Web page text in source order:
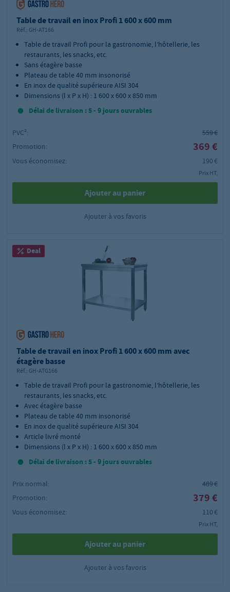
Table de travail en inox Profi 1 600 x 600 mm
Réf.: GH-AT166
Table de travail Profi pour la gastronomie, l’hôtellerie, les
restaurants, les snacks, etc.
Sans étagère basse
Plateau de table 40 mm insonorisé
En inox de qualité supérieure AISI 304
Dimensions (l x P x H) : 1 600 x 600 x 850 mm
Délai de livraison : 5 - 9 jours ouvrables
PVC²:
559 €
Promotion:
369 €
Vous économisez: 190 €
Prix HT,
Ajouter au panier
Ajouter à vos favoris
Deal
Table de travail en inox Profi 1 600 x 600 mm avec
étagère basse
Réf.: GH-ATG166
Table de travail Profi pour la gastronomie, l’hôtellerie, les
restaurants, les snacks, etc.
Avec étagère basse
Plateau de table 40 mm insonorisé
En inox de qualité supérieure AISI 304
Article livré monté
Dimensions (l x P x H) : 1 600 x 600 x 850 mm
Délai de livraison : 5 - 9 jours ouvrables
Prix normal:
489 €
Promotion:
379 €
Vous économisez: 110 €
Prix HT,
Ajouter au panier
Ajouter à vos favoris